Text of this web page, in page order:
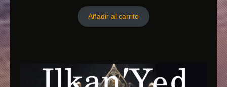
Añadir al carrito